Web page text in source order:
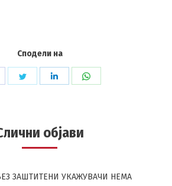
Сподели на
Share
Share
Share
објави
ЗАШТИТЕНИ УКАЖУВАЧИ НЕМА